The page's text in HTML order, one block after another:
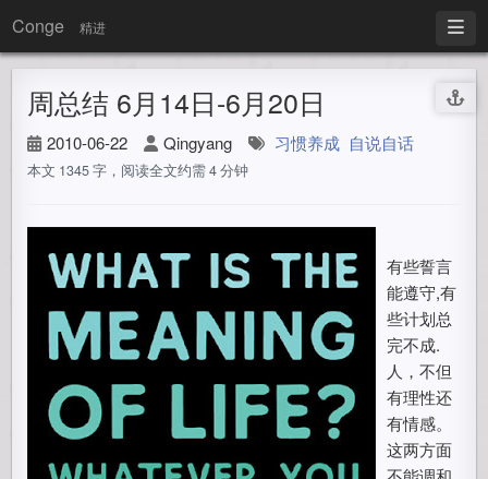
Conge 精进
周总结 6月14日-6月20日
2010-06-22 Qingyang 习惯养成 自说自话
本文 1345 字，阅读全文约需 4 分钟
有些誓言
能遵守,有
些计划总
完不成.
人，不但
有理性还
有情感。
这两方面